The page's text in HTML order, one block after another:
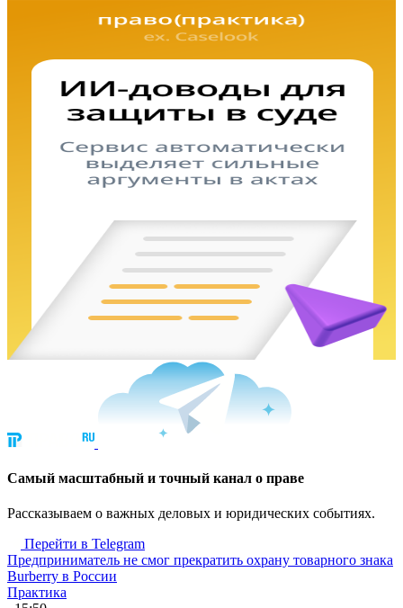
Cамый масштабный и точный канал о праве
Рассказываем о важных деловых и юридических событиях.
Перейти в Telegram
Предприниматель не смог прекратить охрану товарного знака
Burberry в России
Практика